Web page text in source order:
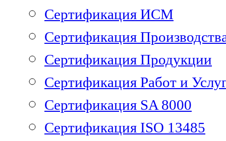
Сертификация ИСМ
Сертификация
Сертификация Продукции
Сертификация Работ и
Сертификация SA 8000
Сертификация ISO 13485